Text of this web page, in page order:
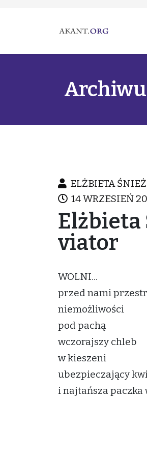
ELŻBIETA
14 WRZESIEŃ
Elżbieta
viator
WOLNI...
przed nami
niemożliwości
pod pachą
wczorajszy chleb
w kieszeni
ubezpieczający
i najtańsza paczka